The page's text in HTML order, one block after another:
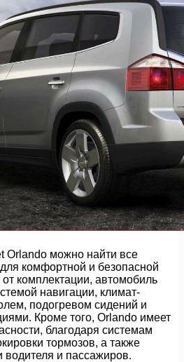
Orlando можно найти все
комфортной и безопасной
комплектации, автомобиль
навигации, климат-
подогревом сидений и
Кроме того, Orlando имеет
благодаря системам
тормозов, а также
водителя и пассажиров.